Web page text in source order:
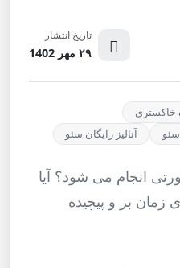
تاریخ انتشار
۲۹ مهر 1402
خاکستری
آنالیز رایگان سئو
انجام می شود؟ آیا
زمان بر و پیچیده